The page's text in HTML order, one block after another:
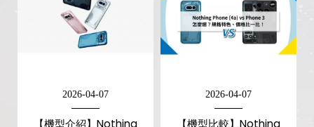
2026-04-07
【機型介紹】Nothing
2026-04-07
【機型比較】Nothing